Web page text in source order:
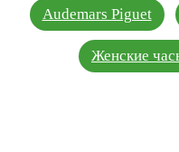
Audemars Piguet
Женские